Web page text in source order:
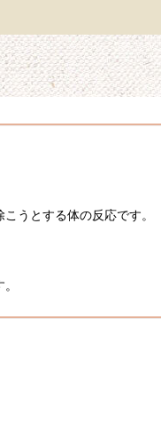
うとする体の反応です。